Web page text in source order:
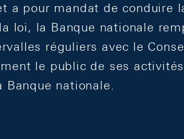
a pour mandat de conduire
loi, la Banque nationale
réguliers avec le
le public de ses
Banque nationale.